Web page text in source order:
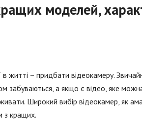
моделей,
в житті – придбати відеокамеру.
забуваються, а якщо є відео, яке
Широкий вибір відеокамер, як
з кращих.